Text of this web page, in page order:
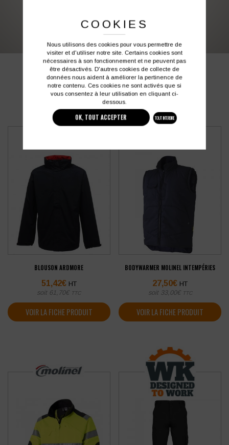
03 27 28 87 86 contact@colbleu.fr
PRODUITS SIMILAIRES
BLOUSON ARDMORE
51,42€ HT
soit 61,70€ TTC
VOIR LA FICHE PRODUIT
BODYWARMER MOLINEL INTEMPÉRIES
27,50€ HT
soit 33,00€ TTC
VOIR LA FICHE PRODUIT
COOKIES
Nous utilisons des cookies pour vous permettre de
visiter et d'utiliser notre site. Certains cookies sont
nécessaires à son fonctionnement et ne peuvent pas
être désactivés. D'autres cookies de collecte de
données nous aident à améliorer la pertinence de
notre contenu. Ces cookies ne sont activés que si
vous consentez à leur utilisation en cliquant ci-
dessous.
OK, TOUT ACCEPTER TOUT INTERDIRE